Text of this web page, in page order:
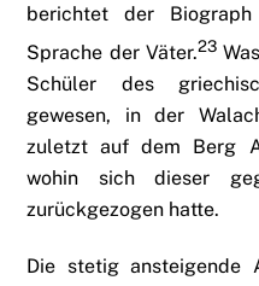
berichtet der
Sprache der Väter.23
Schüler des
gewesen, in der
zuletzt auf dem Berg
wohin sich dieser
zurückgezogen hatte.
Die stetig ansteigende